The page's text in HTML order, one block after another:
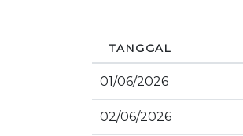
TANGGAL
01/06/2026
02/06/2026